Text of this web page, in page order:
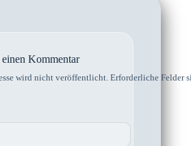
einen Kommentar
wird nicht veröffentlicht. Erforderliche Felder